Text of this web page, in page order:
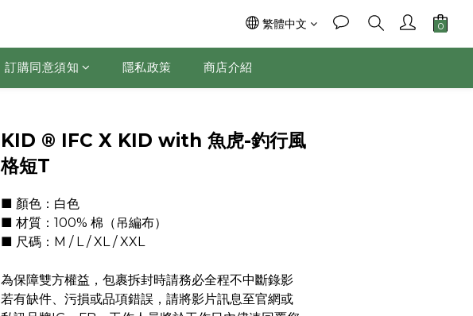
繁體中文
訂購同意須知 隱私政策 商店介紹
KID ® IFC X KID with 魚虎-釣行風
格短T
■ 顏色：白色
■ 材質：100% 棉（吊編布）
■ 尺碼：M / L / XL / XXL
為保障雙方權益，包裹拆封時請務必全程不中斷錄影
若有缺件、污損或品項錯誤，請將影片訊息至官網或